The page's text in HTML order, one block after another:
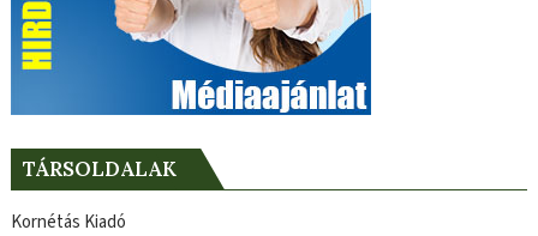
TÁRSOLDALAK
Kornétás Kiadó